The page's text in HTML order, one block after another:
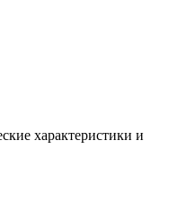
характеристики и